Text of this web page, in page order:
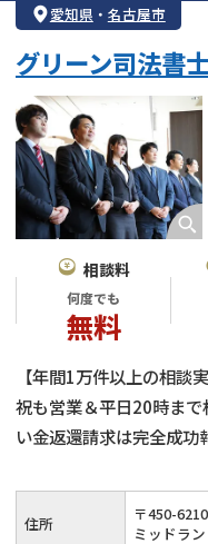
個人再生
会社破産・法人破産
カードローン
愛知県 ・ 名古屋市
グリーン司法書
相談料
何度でも
無料
【年間1万件以上の相
祝も営業＆平日20時ま
い金返還請求は完全成
鉄・名鉄「名古屋駅」
援用）にも対応◆完全個
金問題の解決は当事務
住所 〒450-6210
ミッドラ